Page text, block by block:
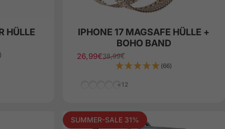
HÜLLE
IPHONE 17 MAGSAFE HÜLLE +
BOHO BAND
Verkaufspreis
26,99€
Normaler Preis
38,99€
(66)
Grün Wellen
Grau/Schwarz
Beige Wellen
Leo Braun/Schwarz
Leo Taupe/Schwarz
+12
SUMMER-SALE 31%